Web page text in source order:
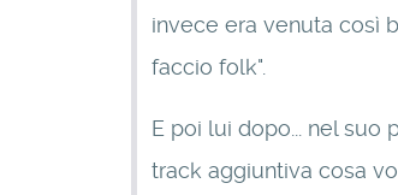
invece era venuta così
faccio folk".
E poi lui dopo... nel suo
track aggiuntiva cosa